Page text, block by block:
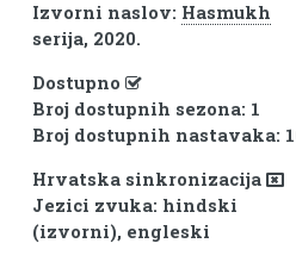
Izvorni naslov: Hasmukh
serija, 2020.
Dostupno
Broj dostupnih sezona: 1
Broj dostupnih nastavaka:
Hrvatska sinkronizacija
Jezici zvuka: hindski
(izvorni), engleski